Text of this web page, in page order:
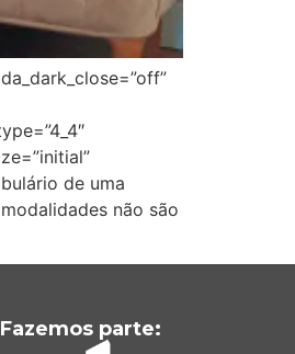
de uma
não são
Fazemos parte: